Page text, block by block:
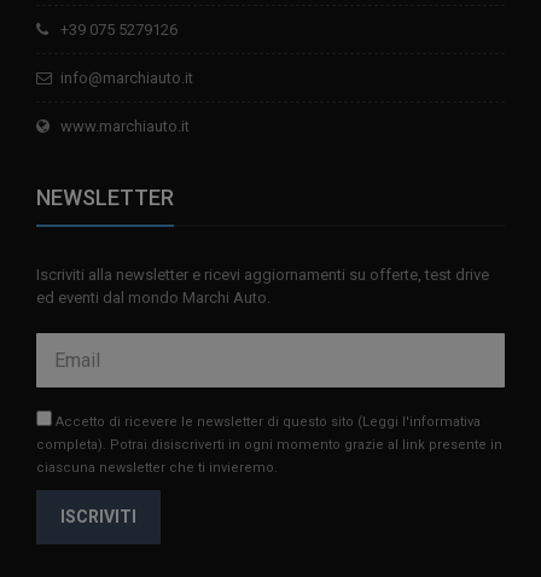
+39 075 5279126
info@marchiauto.it
www.marchiauto.it
NEWSLETTER
Iscriviti alla newsletter e ricevi aggiornamenti su offerte, test drive
ed eventi dal mondo Marchi Auto.
Accetto di ricevere le newsletter di questo sito (Leggi l'informativa
completa). Potrai disiscriverti in ogni momento grazie al link presente in
ciascuna newsletter che ti invieremo.
ISCRIVITI